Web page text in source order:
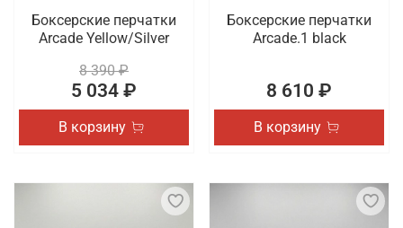
Боксерские перчатки
Arcade Yellow/Silver
8 390 ₽
5 034 ₽
В корзину
Боксерские перчатки
Arcade.1 black
8 610 ₽
В корзину